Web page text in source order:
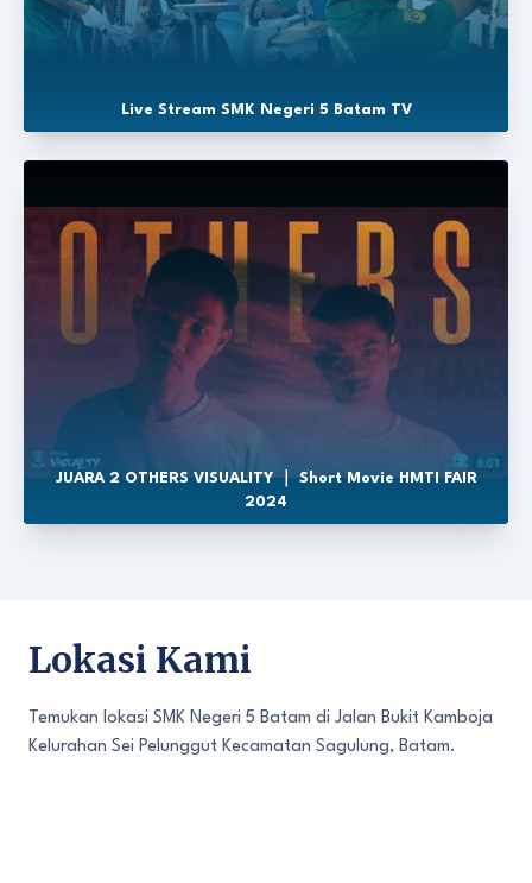
Live Stream SMK Negeri 5 Batam TV
JUARA 2 OTHERS VISUALITY ｜ Short Movie HMTI FAIR
2024
Lokasi Kami
Temukan lokasi SMK Negeri 5 Batam di Jalan Bukit Kamboja
Kelurahan Sei Pelunggut Kecamatan Sagulung, Batam.